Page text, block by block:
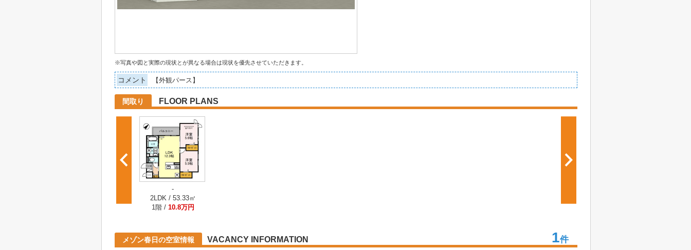
※写真や図と実際の現状とが異なる場合は現状を優先させていただきます。
コメント 【外観パース】
間取り FLOOR PLANS
-
2LDK / 53.33㎡
1階 / 10.8万円
メゾン春日の空室情報 VACANCY INFORMATION 1件